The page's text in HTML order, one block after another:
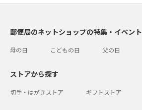
郵便局のネットショップの特集・イベント
母の日 こどもの日 父の日
ストアから探す
切手・はがきストア ギフトストア